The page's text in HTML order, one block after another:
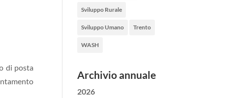
di posta
Sviluppo Rurale
Sviluppo Umano Trento
WASH
Archivio annuale
2026